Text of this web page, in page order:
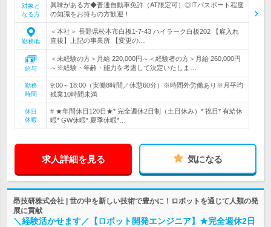
対象と
なる方
興味がある方◆普通自動車免許（AT限定可）◎ITパスポート程度
の知識をお持ちの方歓迎！
勤務地
＜本社＞ 長野県松本市白板1-7-43 ハイラーク白板202 【雇入れ
直後】上記の事業所 【変更の…
給与
＜未経験の方＞月給 220,000円～＜経験者の方＞月給 260,000円
～※経験・年齢・能力を考慮して決定いたしま…
勤務
時間
9:00～18:00（実働8時間／休憩60分）※時間外労働あり※月平均
残業10時間未満
休日
休暇
# ★年間休日120日★* 完全週休2日制（土日休み）* 祝日* 有給休
暇* GW休暇* 夏季休暇*…
求人詳細を見る 気になる
昂技研株式会社 | 世の中を新しい技術で豊かに！ロボットを通じて人類の発
展に貢献
＼経験活かせます／【ロボット開発エンジニア】★完全週休2日